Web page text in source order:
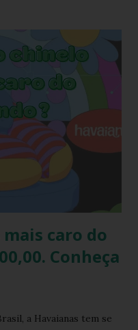
do ano para
escolas, nas
festas de fim de ano,
proporciona,
de ganhar muitas
caro do
Conheça
a Havaianas tem se